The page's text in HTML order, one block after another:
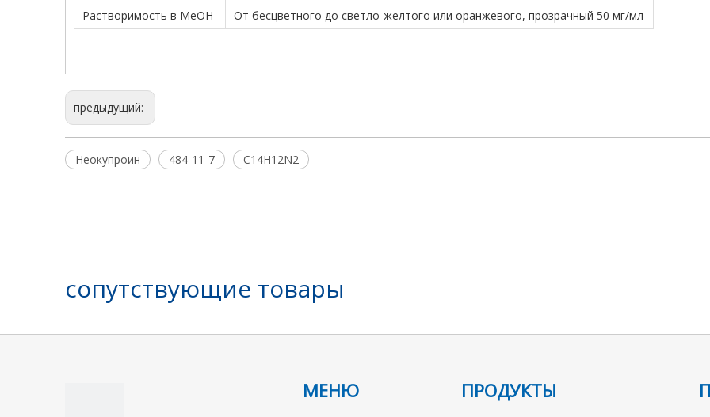
Растворимость в MeOH
От бесцветного до светло-желтого или оранжевого, прозрачный 50 мг/мл
предыдущий:
Неокупроин 484-11-7 C14H12N2
сопутствующие товары
МЕНЮ ПРОДУКТЫ